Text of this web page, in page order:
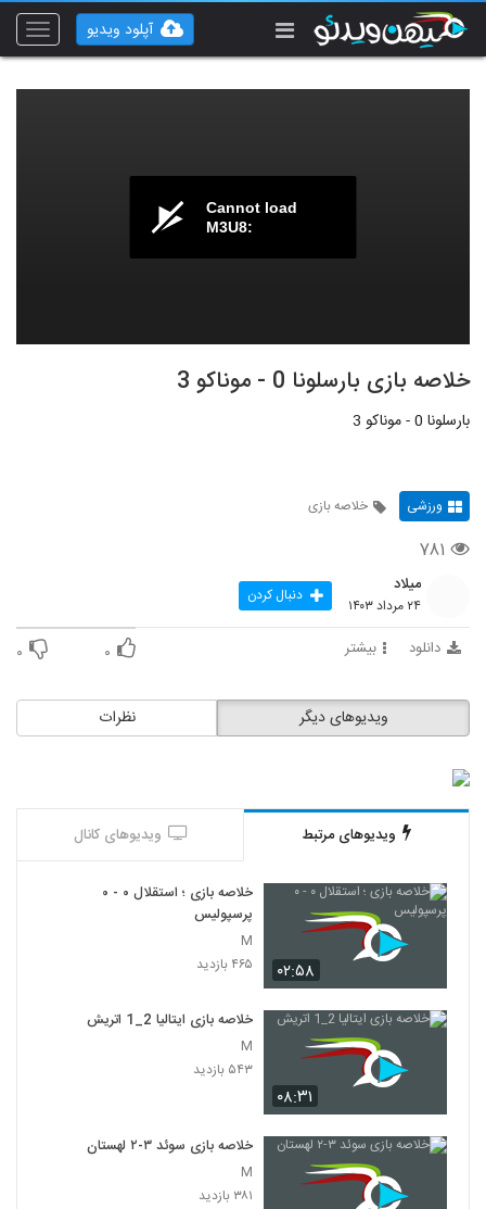
Toggle
آپلود ویدیو
Cannot load
M3U8:
خلاصه بازی بارسلونا 0 - موناکو 3
بارسلونا 0 - موناکو 3
ورزشی خلاصه بازی
۷۸۱
میلاد
۲۴ مرداد ۱۴۰۳ دنبال کردن
دانلود بیشتر ۰ ۰
نظرات ویدیوهای دیگر
ویدیوهای مرتبط ویدیوهای کانال
۰۲:۵۸
خلاصه بازی ؛ استقلال ۰ - ۰
پرسپولیس
M
۴۶۵ بازدید
۰۸:۳۱
خلاصه بازی ایتالیا 2_1 اتريش
M
۵۴۳ بازدید
خلاصه بازی سوئد ۳-۲ لهستان
M
۳۸۱ بازدید